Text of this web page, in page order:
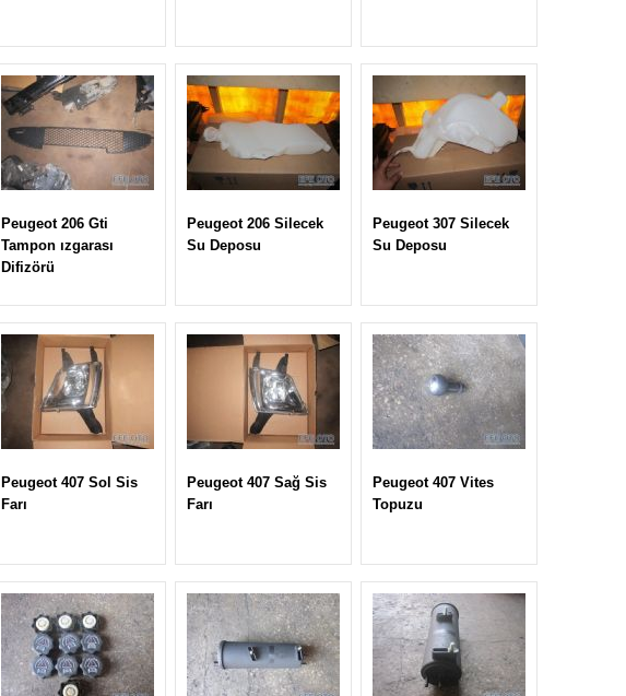
Peugeot 206 Gti
Tampon ızgarası
Difizörü
Peugeot 206 Silecek
Su Deposu
Peugeot 307 Silecek
Su Deposu
Peugeot 407 Sol Sis
Farı
Peugeot 407 Sağ Sis
Farı
Peugeot 407 Vites
Topuzu